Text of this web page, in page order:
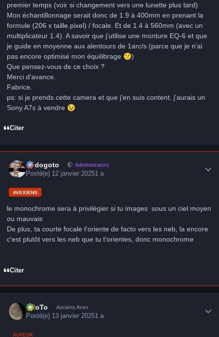
premier temps (voir si changement vers une lunette plus tard)
Mon échantillonnage serait donc de 1.9 à 400mm en prenant la
formule (206 x taille pixel) / focale. Et de 1.4 à 560mm (avec un
multiplicateur 1.4). A savoir que j'utilise une monture EQ-6 et que
je guide en moyenne aux alentours de 1arc/s (parce que je n'ai
pas encore optimisé mon équilibrage 😕)
Que pensez-vous de ce choix ?
Merci d'avance.
Fabrice.
ps: si je prends cette camera et que j'en suis content, j'aurais un
Sony A7s à vendre 😉
Citer
frédogoto Administrators
Posté(e) 12 janvier 20251 a
AVEXIENS
le monochrome sera à privilégier si tu images sous un ciel moyen
ou mauvais
De plus, ta courte focale t'oriente de facto vers les neb, la encore
c'est plutôt vers les neb que tu t'orientes, donc monochrome
Citer
FHoTo Anciens Avex
Posté(e) 13 janvier 20251 a
AUTEUR